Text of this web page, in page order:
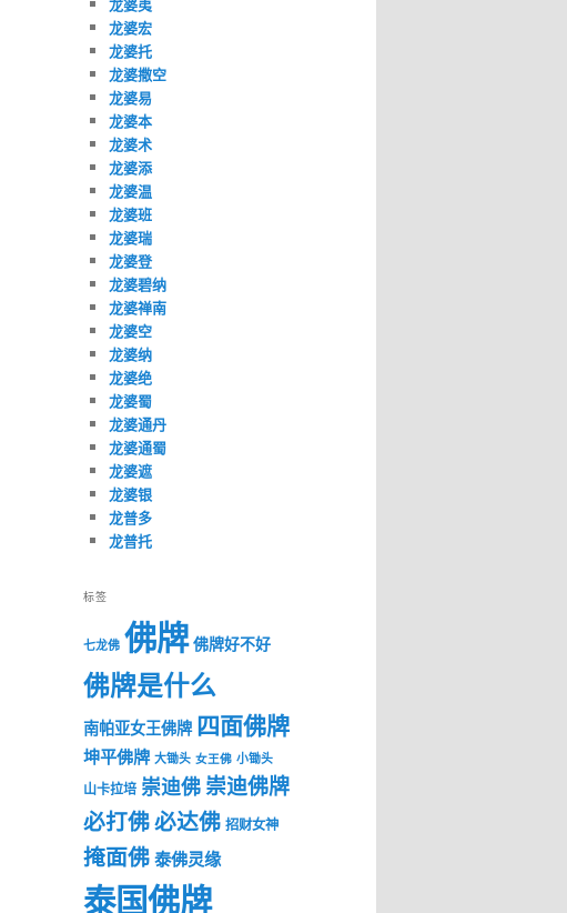
龙婆夷
龙婆宏
龙婆托
龙婆撒空
龙婆易
龙婆本
龙婆术
龙婆添
龙婆温
龙婆班
龙婆瑞
龙婆登
龙婆碧纳
龙婆禅南
龙婆空
龙婆纳
龙婆绝
龙婆蜀
龙婆通丹
龙婆通蜀
龙婆遮
龙婆银
龙普多
龙普托
标签
七龙佛 佛牌 佛牌好不好
佛牌是什么
南帕亚女王佛牌 四面佛牌
坤平佛牌 大锄头 女王佛 小锄头
山卡拉培 崇迪佛崇迪佛牌
必打佛必达佛 招财女神
掩面佛泰佛灵缘
泰国佛牌